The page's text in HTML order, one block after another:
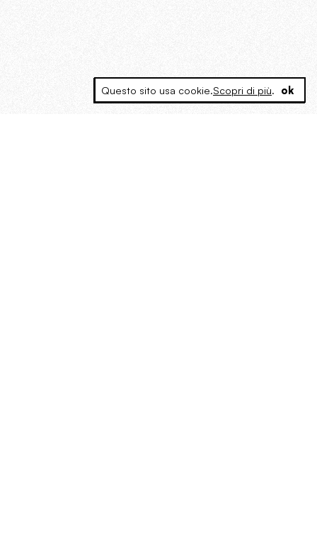
Questo sito usa cookie.Scopri di più. ok